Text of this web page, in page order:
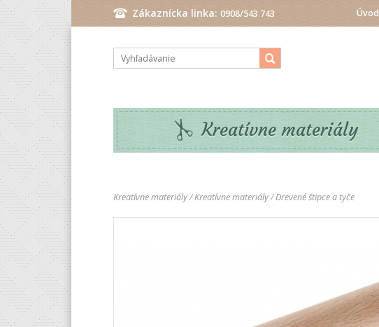
Zákaznícka linka: 0908/543 743 Úvod
Kreatívne materiály
Kreatívne materiály/Kreatívne materiály/Drevené štipce a tyče